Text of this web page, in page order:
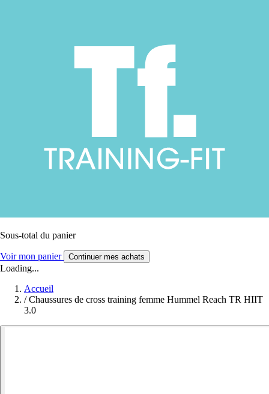
Sous-total du panier
Voir mon panier Continuer mes achats
Loading...
Accueil
/ Chaussures de cross training femme Hummel Reach TR HIIT
3.0